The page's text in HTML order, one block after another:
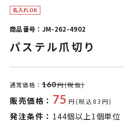
名入れOK
商品番号：JM-262-4902
パステル爪切り
通常価格： 160円(税抜)
販売価格： 75 円(税込83円)
発注条件： 144個以上1個単位